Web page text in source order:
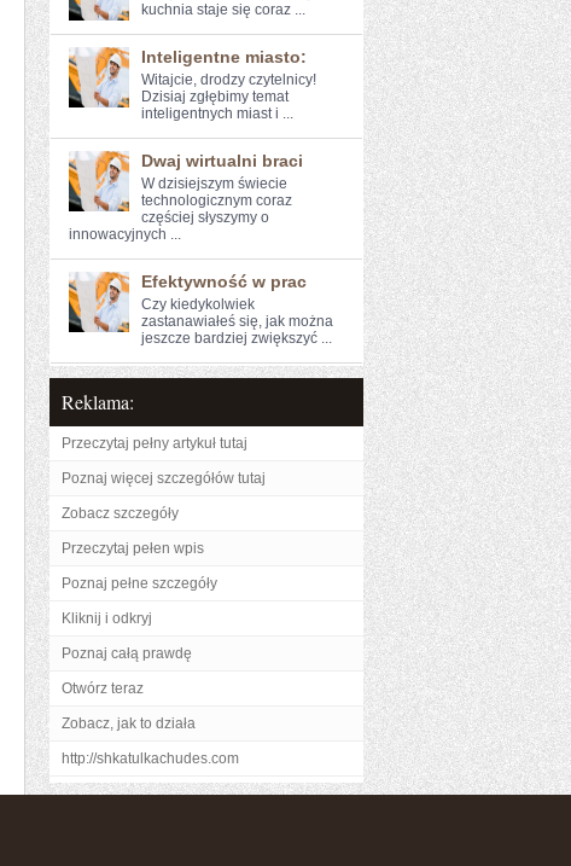
kuchnia staje się coraz ...
Inteligentne miasto:
Witajcie, drodzy czytelnicy!
Dzisiaj zgłębimy temat
inteligentnych‍ miast i ...
Dwaj wirtualni braci
W ​dzisiejszym świecie
technologicznym ​coraz⁢
częściej słyszymy o
innowacyjnych ...
Efektywność w prac
Czy kiedykolwiek
zastanawiałeś się, jak można
jeszcze bardziej⁣ zwiększyć ...
Reklama:
Przeczytaj pełny artykuł tutaj
Poznaj więcej szczegółów tutaj
Zobacz szczegóły
Przeczytaj pełen wpis
Poznaj pełne szczegóły
Kliknij i odkryj
Poznaj całą prawdę
Otwórz teraz
Zobacz, jak to działa
http://shkatulkachudes.com